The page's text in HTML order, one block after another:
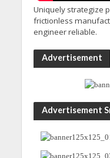
Uniquely strategize
frictionless
engineer reliable.
Advertisement
Advertisement